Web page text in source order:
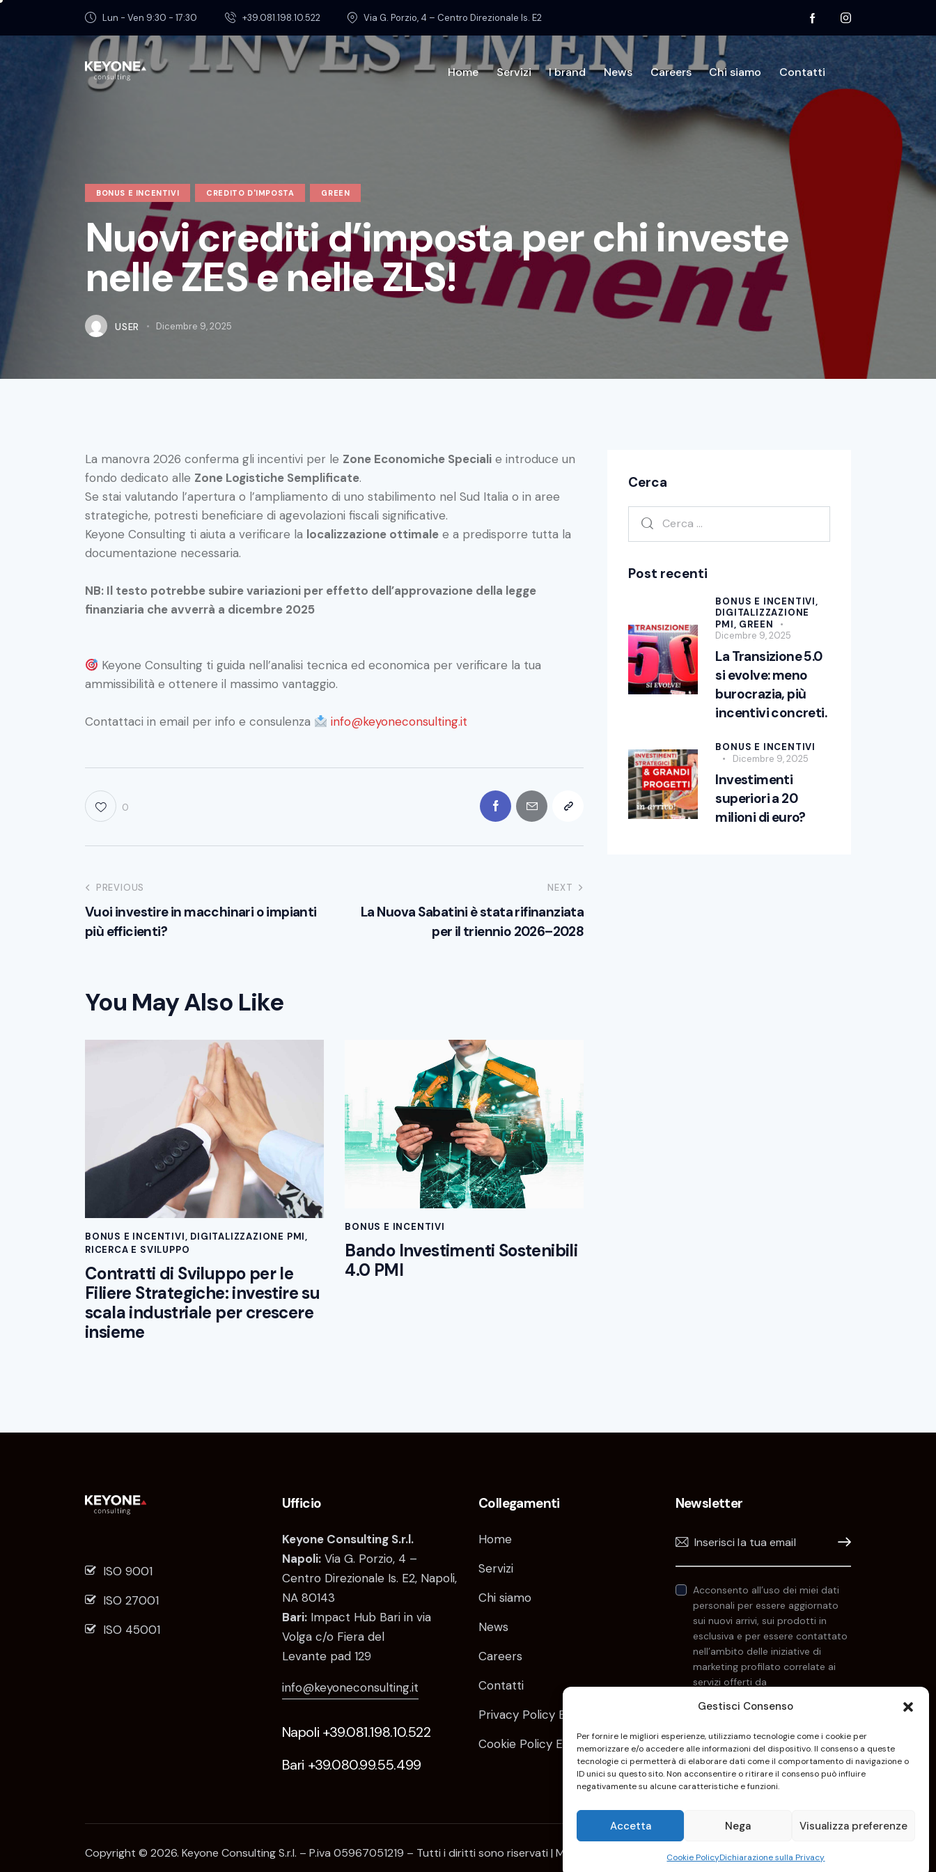
Gestisci Consenso
Per fornire le migliori esperienze, utilizziamo tecnologie come i cookie per
memorizzare e/o accedere alle informazioni del dispositivo. Il consenso a queste
tecnologie ci permetterà di elaborare dati come il comportamento di navigazione o
ID unici su questo sito. Non acconsentire o ritirare il consenso può influire
negativamente su alcune caratteristiche e funzioni.
Accetta Nega Visualizza preferenze
Cookie PolicyDichiarazione sulla Privacy
Lun - Ven 9:30 - 17:30 +39.081.198.10.522 Via G. Porzio, 4 – Centro Direzionale Is. E2
Home Servizi I brand News Careers Chi siamo Contatti
Divisioni Testimonianze
BONUS E INCENTIVI CREDITO D'IMPOSTA GREEN
Nuovi crediti d’imposta per chi investe
nelle ZES e nelle ZLS!
USER Dicembre 9, 2025
La manovra 2026 conferma gli incentivi per le Zone Economiche Speciali e introduce un
fondo dedicato alle Zone Logistiche Semplificate.
Se stai valutando l’apertura o l’ampliamento di uno stabilimento nel Sud Italia o in aree
strategiche, potresti beneficiare di agevolazioni fiscali significative.
Keyone Consulting ti aiuta a verificare la localizzazione ottimale e a predisporre tutta la
documentazione necessaria.
NB: Il testo potrebbe subire variazioni per effetto dell’approvazione della legge
finanziaria che avverrà a dicembre 2025
Keyone Consulting ti guida nell’analisi tecnica ed economica per verificare la tua
ammissibilità e ottenere il massimo vantaggio.
Contattaci in email per info e consulenza info@keyoneconsulting.it
0
PREVIOUS
Vuoi investire in macchinari o impianti
più efficienti?
NEXT
La Nuova Sabatini è stata rifinanziata
per il triennio 2026–2028
You May Also Like
BONUS E INCENTIVI, DIGITALIZZAZIONE PMI,
RICERCA E SVILUPPO
Contratti di Sviluppo per le
Filiere Strategiche: investire su
scala industriale per crescere
insieme
BONUS E INCENTIVI
Bando Investimenti Sostenibili
4.0 PMI
Cerca
Post recenti
BONUS E INCENTIVI,
DIGITALIZZAZIONE
PMI, GREEN
Dicembre 9, 2025
La Transizione 5.0
si evolve: meno
burocrazia, più
incentivi concreti.
BONUS E INCENTIVI
Dicembre 9, 2025
Investimenti
superiori a 20
milioni di euro?
ISO 9001
ISO 27001
ISO 45001
Ufficio
Keyone Consulting S.r.l.
Napoli:Via G. Porzio, 4 –
Centro Direzionale Is. E2, Napoli,
NA 80143
Bari:Impact Hub Bari in via
Volga c/o Fiera del
Levante pad 129
info@keyoneconsulting.it
Napoli +39.081.198.10.522
Bari +39.080.99.55.499
Collegamenti
Home
Servizi
Chi siamo
News
Careers
Contatti
Privacy Policy EU
Cookie Policy EU
Newsletter
Iscrivimi!
Acconsento all’uso dei miei dati
personali per essere aggiornato
sui nuovi arrivi, sui prodotti in
esclusiva e per essere contattato
nell’ambito delle iniziative di
marketing profilato correlate ai
servizi offerti da
informazioni consulta la
Copyright © 2026. Keyone Consulting S.r.l. – P.iva 05967051219 – Tutti i diritti sono riservati | Mkt e comunicazione Delfiadv.it